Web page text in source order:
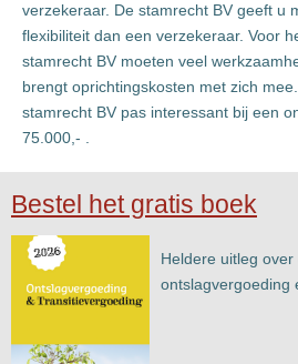
verzekeraar. De stamrecht BV geeft u
flexibiliteit dan een verzekeraar. Voor
stamrecht BV moeten veel
brengt oprichtingskosten met zich
stamrecht BV pas interessant bij een
75.000,- .
Bestel het gratis boek
Heldere uitleg
ontslagvergoeding